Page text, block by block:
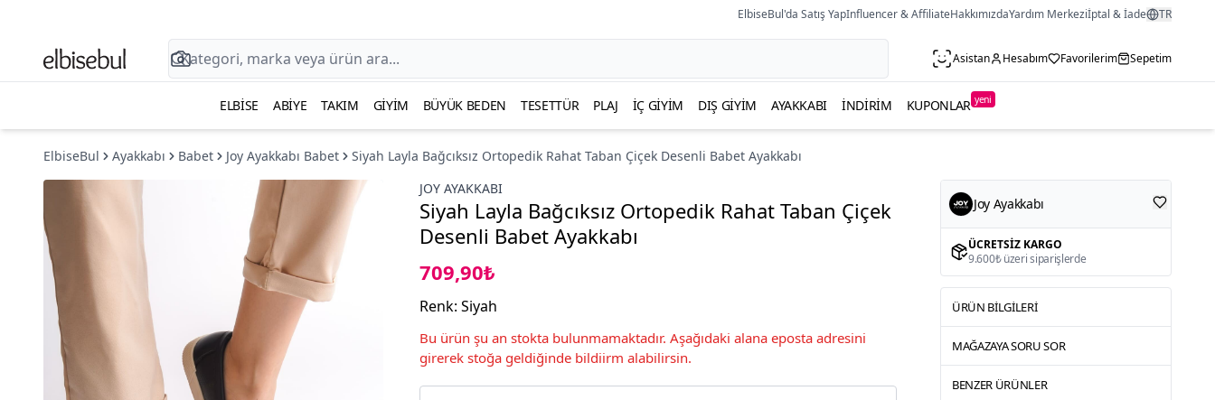
ElbiseBul'da Satış YapInfluencer & AffiliateHakkımızdaYardım Merkeziİptal & İade TR
Asistan Hesabım Favorilerim Sepetim
ELBISE ABIYE TAKIM GIYIM BÜYÜK BEDEN TESETTÜR PLAJ İÇ GIYIM DIŞ GIYIM AYAKKABI İNDIRIM KUPONLAR yeni
ElbiseBul Ayakkabı Babet Joy Ayakkabı Babet
Siyah Layla Bağcıksız Ortopedik Rahat Taban Çiçek Desenli Babet Ayakkabı
JOY AYAKKABI
Siyah Layla Bağcıksız Ortopedik Rahat Taban Çiçek
Desenli Babet Ayakkabı
709,90₺
Renk: Siyah
Bu ürün şu an stokta bulunmamaktadır. Aşağıdaki alana eposta adresini
girerek stoğa geldiğinde bildiirm alabilirsin.
Joy Ayakkabı
ÜCRETSIZ KARGO
9.600₺ üzeri siparişlerde
ÜRÜN BILGILERI
MAĞAZAYA SORU SOR
BENZER ÜRÜNLER